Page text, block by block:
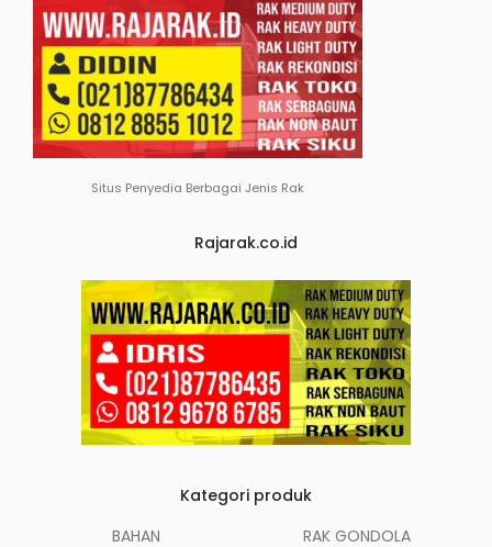
Situs Penyedia Berbagai Jenis Rak
Rajarak.co.id
Kategori produk
BAHAN
RAK GONDOLA